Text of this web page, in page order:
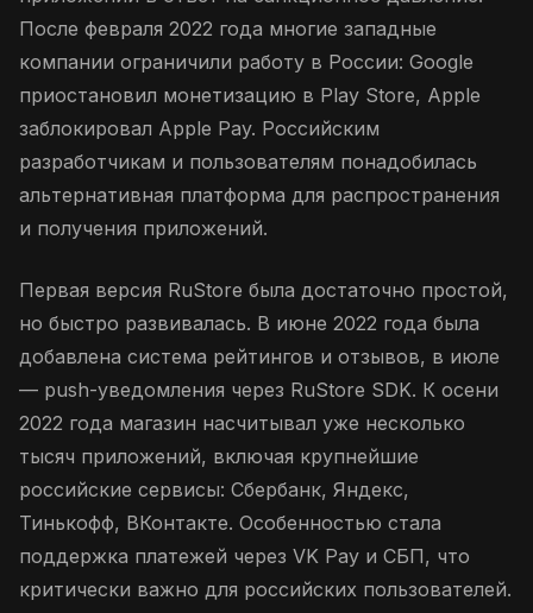
После февраля 2022 года многие западные
компании ограничили работу в России: Google
приостановил монетизацию в Play Store, Apple
заблокировал Apple Pay. Российским
разработчикам и пользователям понадобилась
альтернативная платформа для распространения
и получения приложений.
Первая версия RuStore была достаточно простой,
но быстро развивалась. В июне 2022 года была
добавлена система рейтингов и отзывов, в июле
— push-уведомления через RuStore SDK. К осени
2022 года магазин насчитывал уже несколько
тысяч приложений, включая крупнейшие
российские сервисы: Сбербанк, Яндекс,
Тинькофф, ВКонтакте. Особенностью стала
поддержка платежей через VK Pay и СБП, что
критически важно для российских пользователей.